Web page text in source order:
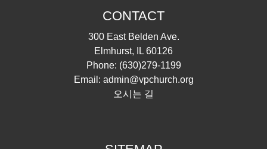
CONTACT
300 East Belden Ave.
Elmhurst, IL 60126
Phone: (630)279-1199
Email: admin@vpchurch.org
오시는 길